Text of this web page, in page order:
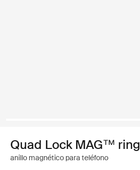
Quad Lock MAG™ ring
anillo magnético para teléfono